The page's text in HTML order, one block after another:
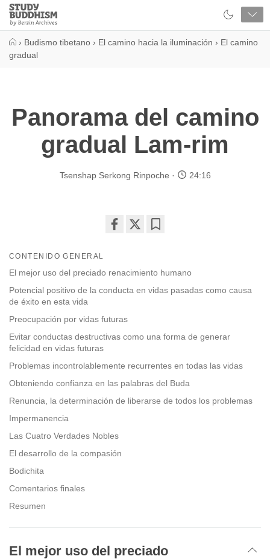
Close
Study
Buddhism
› Budismo tibetano › El camino hacia la iluminación › El camino
gradual
Panorama del camino
gradual Lam-rim
Tsenshap Serkong Rinpoche 24:16
facebook
CONTENIDO GENERAL
El mejor uso del preciado renacimiento humano
Potencial positivo de la conducta en vidas pasadas como causa
de éxito en esta vida
Preocupación por vidas futuras
Evitar conductas destructivas como una forma de generar
felicidad en vidas futuras
Problemas incontrolablemente recurrentes en todas las vidas
Obteniendo confianza en las palabras del Buda
Renuncia, la determinación de liberarse de todos los problemas
Impermanencia
Las Cuatro Verdades Nobles
El desarrollo de la compasión
Bodichita
Comentarios finales
Resumen
El mejor uso del preciado